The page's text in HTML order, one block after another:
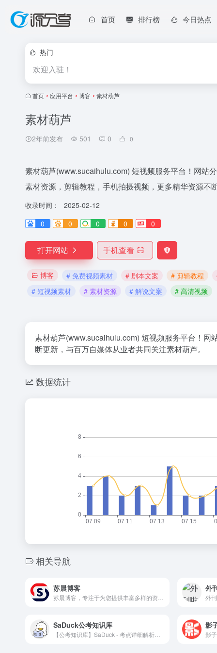
首页 排行榜 今日热点
热门
欢迎入驻！
首页 • 应用平台 • 博客 • 素材葫芦
素材葫芦
2年前发布 501 0 0
素材葫芦(www.sucaihulu.com) 短视频服务平台！网站
素材资源，剪辑教程，手机拍摄视频，更多精华资源
收录时间：
2025-02-12
0
0 0 0 0
打开网站 手机查看
博客 # 免费视频素材 # 剧本文案 # 剪辑教程
# 短视频素材
# 素材资源 # 解说文案 # 高清视频
素材葫芦(www.sucaihulu.com) 短视频服务平台！
断更新，与百万自媒体从业者共同关注素材葫芦。
数据统计
相关导航
苏晨博客 外
SaDuck公考知识库 影